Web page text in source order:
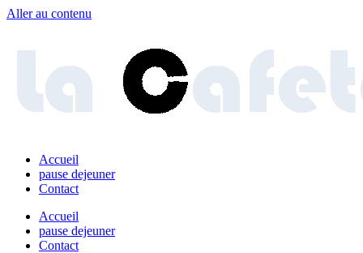
Aller au contenu
Accueil
pause dejeuner
Contact
Accueil
pause dejeuner
Contact